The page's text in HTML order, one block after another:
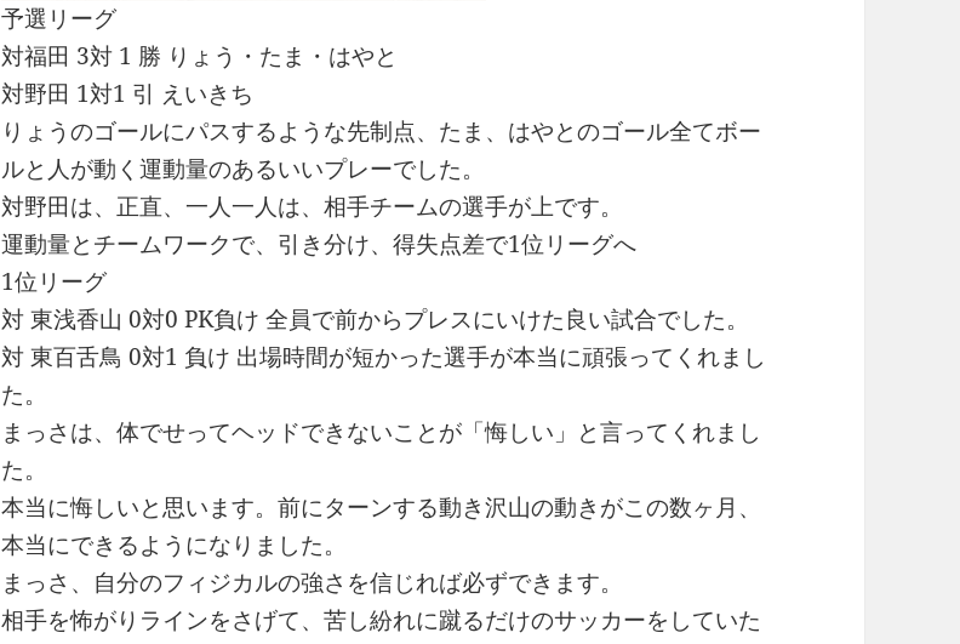
予選リーグ
対福田 3対 1 勝 りょう・たま・はやと
対野田 1対1 引 えいきち
りょうのゴールにパスするような先制点、たま、はやとのゴール全てボー
ルと人が動く運動量のあるいいプレーでした。
対野田は、正直、一人一人は、相手チームの選手が上です。
運動量とチームワークで、引き分け、得失点差で1位リーグへ
1位リーグ
対 東浅香山 0対0 PK負け 全員で前からプレスにいけた良い試合でした。
対 東百舌鳥 0対1 負け 出場時間が短かった選手が本当に頑張ってくれまし
た。
まっさは、体でせってヘッドできないことが「悔しい」と言ってくれまし
た。
本当に悔しいと思います。前にターンする動き沢山の動きがこの数ヶ月、
本当にできるようになりました。
まっさ、自分のフィジカルの強さを信じれば必ずできます。
相手を怖がりラインをさげて、苦し紛れに蹴るだけのサッカーをしていた